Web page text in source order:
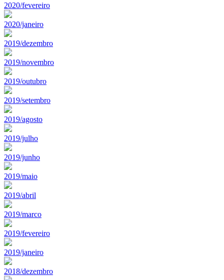
2020/fevereiro
2020/janeiro
2019/dezembro
2019/novembro
2019/outubro
2019/setembro
2019/agosto
2019/julho
2019/junho
2019/maio
2019/abril
2019/marco
2019/fevereiro
2019/janeiro
2018/dezembro